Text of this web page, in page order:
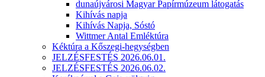
dunaújvárosi Magyar Papírmúzeum látogatás
Kihívás napja
Kihívás Napja, Sóstó
Wittmer Antal Emléktúra
Kéktúra a Kőszegi-hegységben
JELZÉSFESTÉS 2026.06.01.
JELZÉSFESTÉS 2026.06.02.